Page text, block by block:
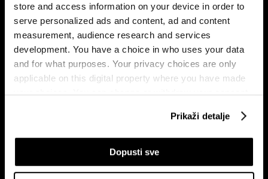
store and access information on your device in order to
serve personalized ads and content, ad and content
measurement, audience research and services
development. You have a choice in who uses your data
and for what purposes. Your privacy choices are only
applicable on this digital property where you have made
your choices. You can change or withdraw your consent
If you allow, we would also like to:
Collect information about your geographical
Prikaži detalje
Dopusti sve
Globalne berze tresu rizici,